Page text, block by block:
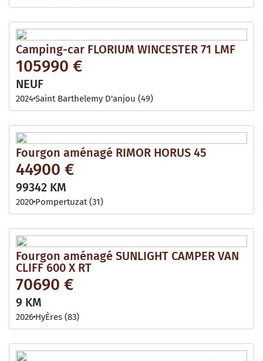
Camping-car FLORIUM WINCESTER 71 LMF
105990 €
NEUF
2024Saint Barthelemy D'anjou (49)
Fourgon aménagé RIMOR HORUS 45
44900 €
99342 KM
2020 Pompertuzat (31)
Fourgon aménagé SUNLIGHT CAMPER VAN
CLIFF 600 X RT
70690 €
9 KM
2026 HyÈres (83)